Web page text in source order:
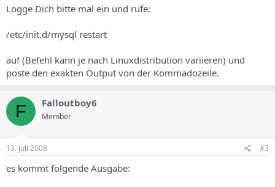
Logge Dich bitte mal ein und rufe:
/etc/init.d/mysql restart
auf (Befehl kann je nach Linuxdistribution variieren) und
poste den exakten Output von der Kommadozeile.
F Falloutboy6
Member
13. Juli 2008 #3
es kommt folgende Ausgabe: